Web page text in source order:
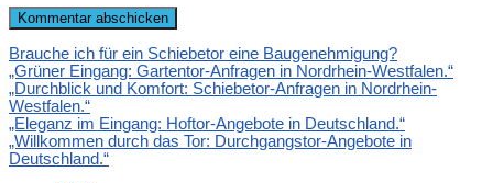
Brauche ich für ein Schiebetor eine Baugenehmigung?
„Grüner Eingang: Gartentor-Anfragen in Nordrhein-Westfalen.“
„Durchblick und Komfort: Schiebetor-Anfragen in Nordrhein-
Westfalen.“
„Eleganz im Eingang: Hoftor-Angebote in Deutschland.“
„Willkommen durch das Tor: Durchgangstor-Angebote in
Deutschland.“